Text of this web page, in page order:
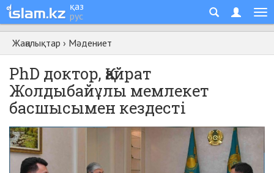
қаз
рус
Жаңалықтар › Мәдениет
PhD доктор, Қайрат
Жолдыбайұлы мемлекет
басшысымен кездесті